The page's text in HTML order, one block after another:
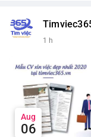
1 h
Aug
06